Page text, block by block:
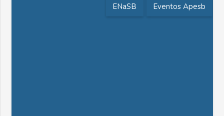
ENaSB Eventos Apesb